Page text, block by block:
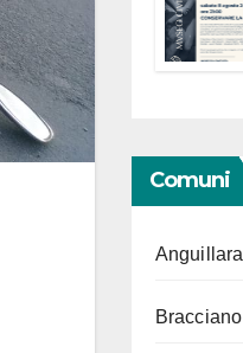
Comuni
Anguillara
Bracciano